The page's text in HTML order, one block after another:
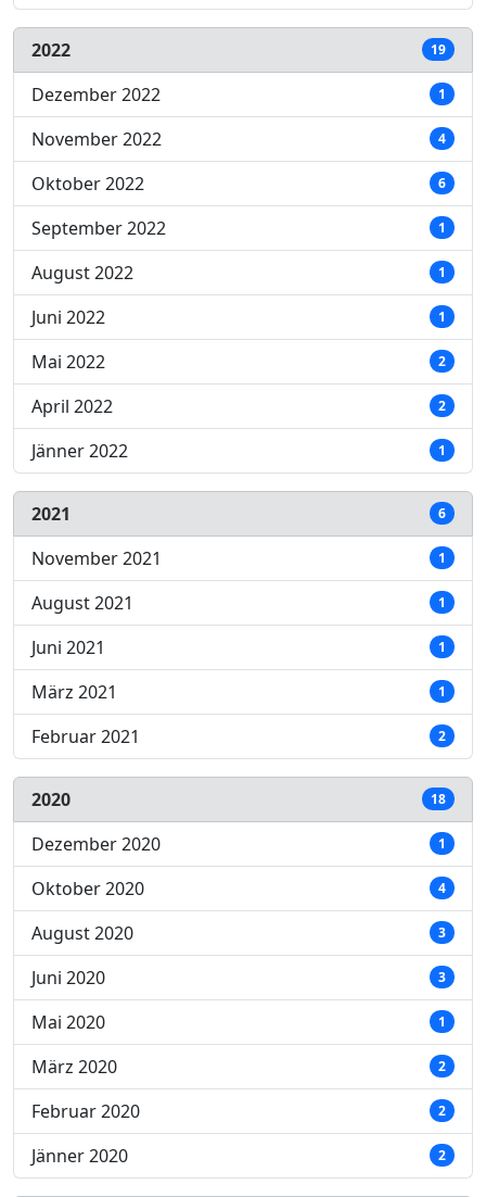
2022 19
Dezember 2022 1
November 2022 4
Oktober 2022 6
September 2022 1
August 2022 1
Juni 2022 1
Mai 2022 2
April 2022 2
Jänner 2022 1
2021 6
November 2021 1
August 2021 1
Juni 2021 1
März 2021 1
Februar 2021 2
2020 18
Dezember 2020 1
Oktober 2020 4
August 2020 3
Juni 2020 3
Mai 2020 1
März 2020 2
Februar 2020 2
Jänner 2020 2